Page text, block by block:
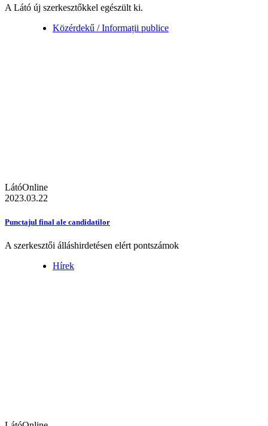
A Látó új szerkesztőkkel egészült ki.
Közérdekű / Informații publice
LátóOnline
2023.03.22
Punctajul final ale candidatilor
A szerkesztői álláshirdetésen elért pontszámok
Hírek